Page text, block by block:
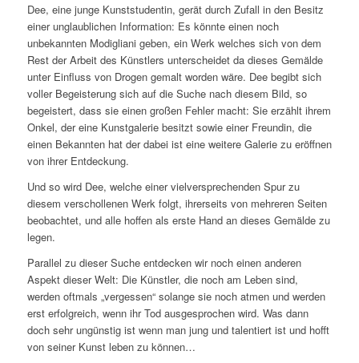
Dee, eine junge Kunststudentin, gerät durch Zufall in den Besitz
einer unglaublichen Information: Es könnte einen noch
unbekannten Modigliani geben, ein Werk welches sich von dem
Rest der Arbeit des Künstlers unterscheidet da dieses Gemälde
unter Einfluss von Drogen gemalt worden wäre. Dee begibt sich
voller Begeisterung sich auf die Suche nach diesem Bild, so
begeistert, dass sie einen großen Fehler macht: Sie erzählt ihrem
Onkel, der eine Kunstgalerie besitzt sowie einer Freundin, die
einen Bekannten hat der dabei ist eine weitere Galerie zu eröffnen
von ihrer Entdeckung.
Und so wird Dee, welche einer vielversprechenden Spur zu
diesem verschollenen Werk folgt, ihrerseits von mehreren Seiten
beobachtet, und alle hoffen als erste Hand an dieses Gemälde zu
legen.
Parallel zu dieser Suche entdecken wir noch einen anderen
Aspekt dieser Welt: Die Künstler, die noch am Leben sind,
werden oftmals „vergessen“ solange sie noch atmen und werden
erst erfolgreich, wenn ihr Tod ausgesprochen wird. Was dann
doch sehr ungünstig ist wenn man jung und talentiert ist und hofft
von seiner Kunst leben zu können…